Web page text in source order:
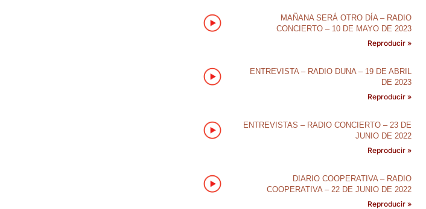
MAÑANA SERÁ OTRO DÍA – RADIO
CONCIERTO – 10 DE MAYO DE 2023
Reproducir »
ENTREVISTA – RADIO DUNA – 19 DE ABRIL
DE 2023
Reproducir »
ENTREVISTAS – RADIO CONCIERTO – 23 DE
JUNIO DE 2022
Reproducir »
DIARIO COOPERATIVA – RADIO
COOPERATIVA – 22 DE JUNIO DE 2022
Reproducir »